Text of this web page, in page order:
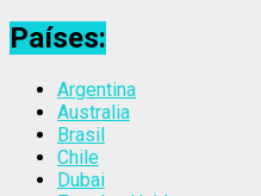
Países:
Argentina
Australia
Brasil
Chile
Dubai